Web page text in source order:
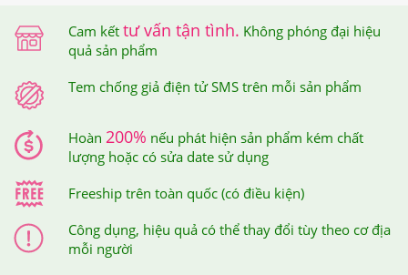
Centrum Silver Ultra Women's 50+ hiện đang hot trên thị
4.Viên Vitamin Tổng Hợp Centrum Silver Ultra
Women's 50+ Dành Cho Nữ Giới Trên 50 Tuổi
Nên Dùng Như Thế Nào Để Hiệu Quả?
Cam kết tư vấn tận tình. Không phóng đại hiệu
quả sản phẩm
Tem chống giả điện tử SMS trên mỗi sản phẩm
Hoàn 200% nếu phát hiện sản phẩm kém chất
lượng hoặc có sửa date sử dụng
Freeship trên toàn quốc (có điều kiện)
Công dụng, hiệu quả có thể thay đổi tùy theo cơ địa
mỗi người